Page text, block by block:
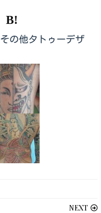
の他タトゥーデザ
NEXT